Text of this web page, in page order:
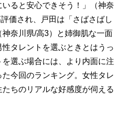
ると安心できそう！」（神奈
価され、戸田は「さばさばし
奈川県/高3）と姉御肌な一面
タレントを選ぶときとはうっ
選ぶ場合には、より内面に注
今回のランキング。女性タレ
ちのリアルな好感度が伺える